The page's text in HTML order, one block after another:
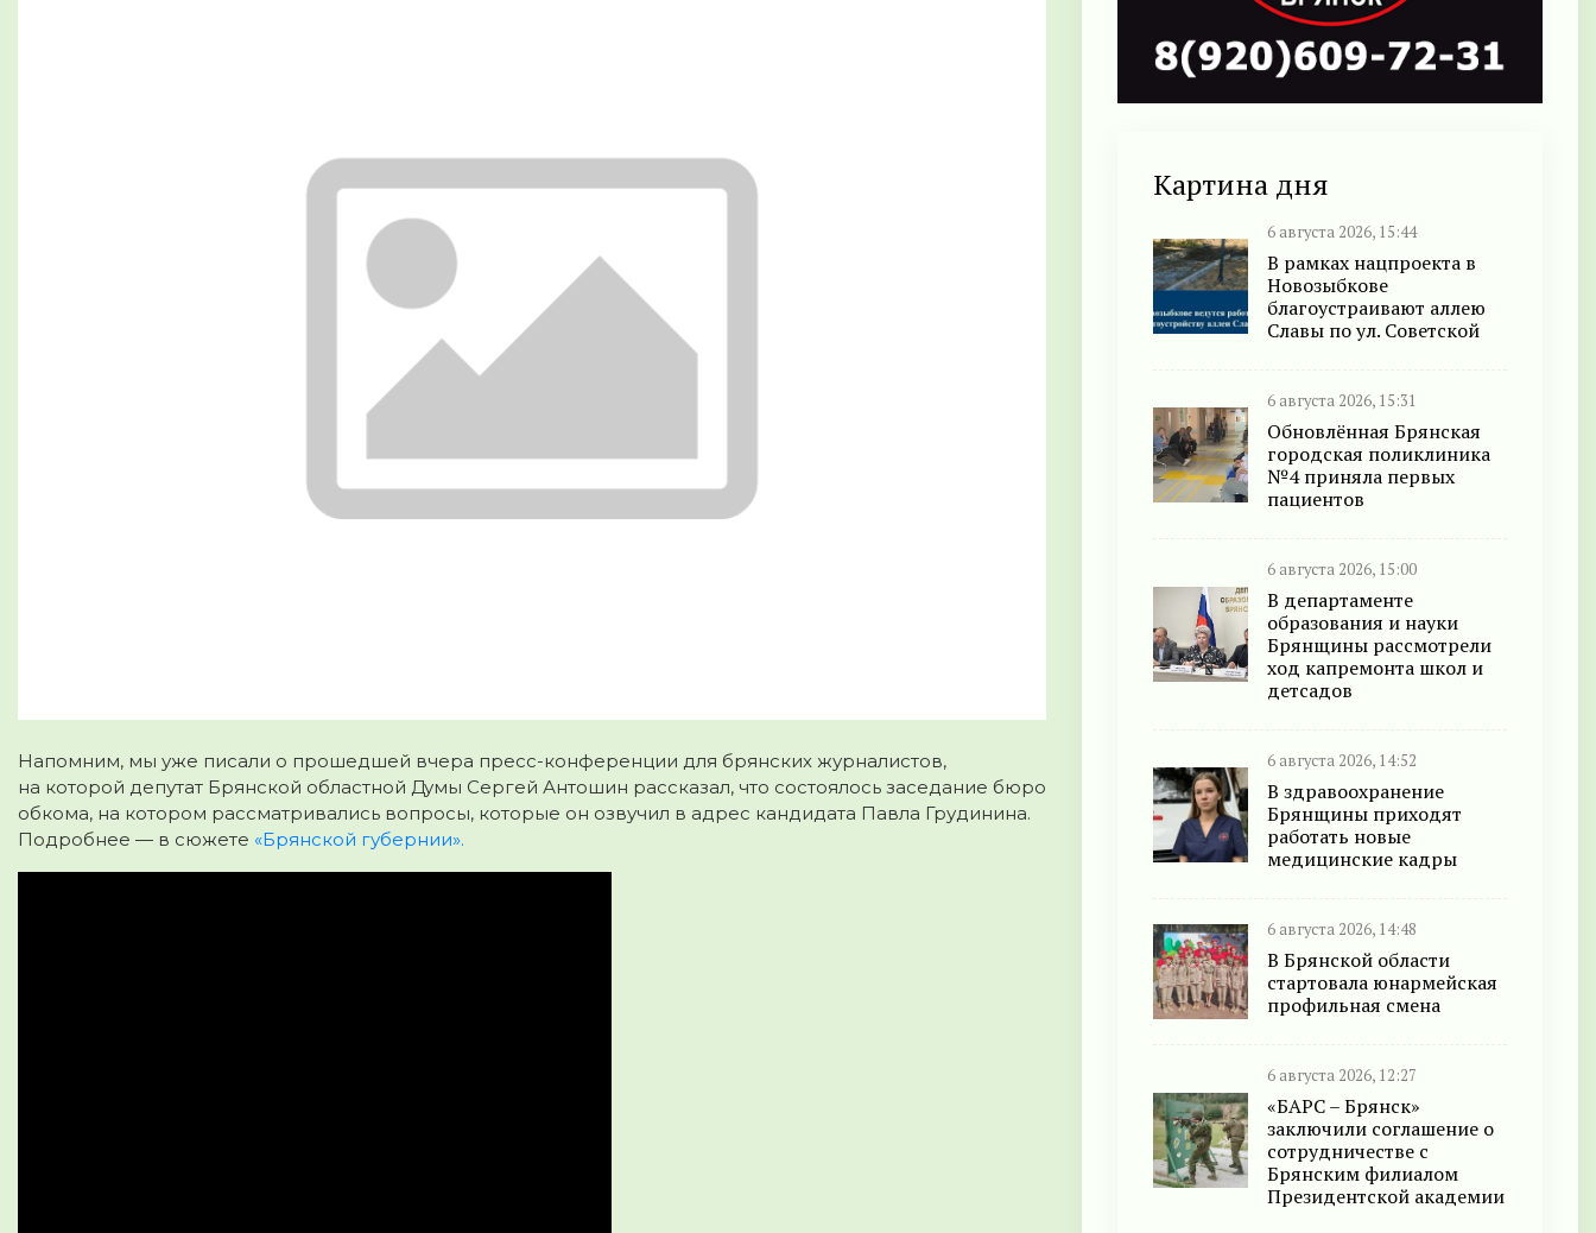
Напомним, мы уже писали о прошедшей вчера пресс-конференции для брянских журналистов,
на которой депутат Брянской областной Думы Сергей Антошин рассказал, что состоялось заседание бюро
обкома, на котором рассматривались вопросы, которые он озвучил в адрес кандидата Павла Грудинина.
Подробнее — в сюжете «Брянской губернии».
Картина дня
6 августа 2026, 15:44
В рамках нацпроекта в
Новозыбкове
благоустраивают аллею
Славы по ул. Советской
6 августа 2026, 15:31
Обновлённая Брянская
городская поликлиника
№4 приняла первых
пациентов
6 августа 2026, 15:00
В департаменте
образования и науки
Брянщины рассмотрели
ход капремонта школ и
детсадов
6 августа 2026, 14:52
В здравоохранение
Брянщины приходят
работать новые
медицинские кадры
6 августа 2026, 14:48
В Брянской области
стартовала юнармейская
профильная смена
6 августа 2026, 12:27
«БАРС – Брянск»
заключили соглашение о
сотрудничестве с
Брянским филиалом
Президентской академии